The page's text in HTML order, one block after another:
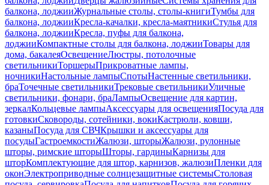
балкона, лоджииЖурнальные столы, столы-книгиТумбы для
балкона, лоджииКресла-качалки, кресла-маятникиСтулья для
балкона, лоджииКресла, пуфы для балкона,
лоджииКомпактные столы для балкона, лоджииТовары для
дома, бакалеяОсвещениеЛюстры, потолочные
светильникиТоршерыПрикроватные лампы,
ночникиНастольные лампыСпотыНастенные светильники,
браТочечные светильникиТрековые светильникиУличные
светильники, фонари, браЛампыОсвещение для картин,
зеркалКольцевые лампыАксессуары для освещенияПосуда для
готовкиСковороды, сотейники, вокиКастрюли, ковши,
казаныПосуда для СВЧКрышки и аксессуары для
посудыГастроемкостиЖалюзи, шторыЖалюзи, рулонные
шторы, римские шторыШторы, гардиныКарнизы для
шторКомплектующие для штор, карнизов, жалюзиПленки для
оконЭлектроприводные солнцезащитные системыСтоловая